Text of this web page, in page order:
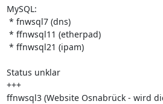
MySQL:
Status unklar
+++
ffnwsql3 (Website Osnabrück - wird